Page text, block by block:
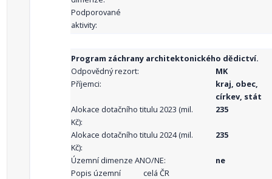
Podporované
aktivity:
Program záchrany architektonického dědictví.
Odpovědný rezort:
MK
Příjemci:
kraj, obec,
církev, stát
Alokace dotačního titulu 2023 (mil.
Kč):
235
Alokace dotačního titulu 2024 (mil.
Kč):
235
Územní dimenze ANO/NE:
ne
Popis územní
celá ČR